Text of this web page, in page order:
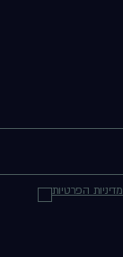
מדיניות הפרטיות